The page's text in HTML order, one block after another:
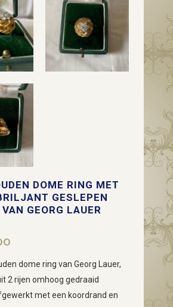
DOME RING MET
GESLEPEN
GEORG LAUER
dome ring van Georg Lauer,
2 rijen omhoog gedraaid
met een koordrand en